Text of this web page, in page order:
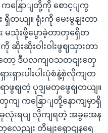
ကနြောျတို့ကို စောင့ျကွ
တယျ။ ရုံးကို မေးမွနျးတာ
မသုံးဖို့ပွောခဲ့တာတှရှေိတ
ဆိုးဆိုးဝါးဝါးဖွဈသှားတာ
ော့ ဒီပလကျဝသတငျးတှေ
ရှားပါးပါးပုံစံနဲ့စှဲလိုကျတ
ရာဖွဈတဲ့ ပုဒျမတှဖွေဈတယျ။
ျ ကနြောျတို့နောကျမှာရှိ
လုံးရပျ လိုကျရတဲ့ အခွအေန
ေညျး တိမျးရှောငျနရေ